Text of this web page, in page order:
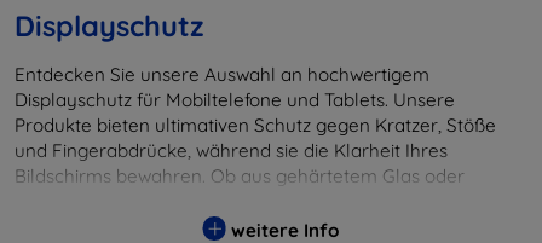
Displayschutz
Entdecken Sie unsere Auswahl an hochwertigem
Displayschutz für Mobiltelefone und Tablets. Unsere
Produkte bieten ultimativen Schutz gegen Kratzer, Stöße
und Fingerabdrücke, während sie die Klarheit Ihres
Bildschirms bewahren. Ob aus gehärtetem Glas oder
installieren und passgenau für jedes Gerät, um eine
weitere Info